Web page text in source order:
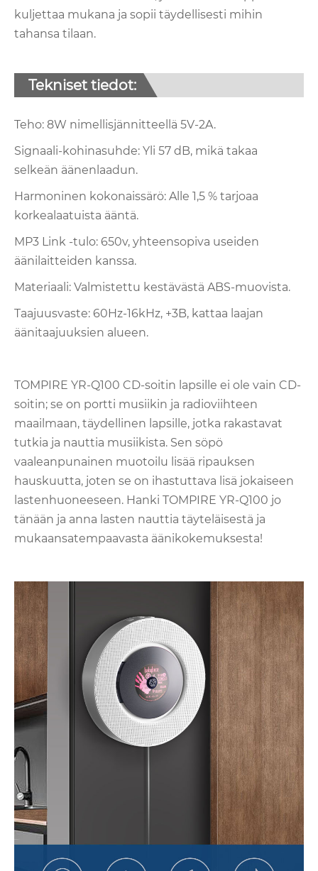
kuljettaa mukana ja sopii täydellisesti mihin
tahansa tilaan.
Tekniset tiedot:
Teho: 8W nimellisjännitteellä 5V-2A.
Signaali-kohinasuhde: Yli 57 dB, mikä takaa
selkeän äänenlaadun.
Harmoninen kokonaissärö: Alle 1,5 % tarjoaa
korkealaatuista ääntä.
MP3 Link -tulo: 650v, yhteensopiva useiden
äänilaitteiden kanssa.
Materiaali: Valmistettu kestävästä ABS-muovista.
Taajuusvaste: 60Hz-16kHz, +3B, kattaa laajan
äänitaajuuksien alueen.
TOMPIRE YR-Q100 CD-soitin lapsille ei ole vain CD-
soitin; se on portti musiikin ja radioviihteen
maailmaan, täydellinen lapsille, jotka rakastavat
tutkia ja nauttia musiikista. Sen söpö
vaaleanpunainen muotoilu lisää ripauksen
hauskuutta, joten se on ihastuttava lisä jokaiseen
lastenhuoneeseen. Hanki TOMPIRE YR-Q100 jo
tänään ja anna lasten nauttia täyteläisestä ja
mukaansatempaavasta äänikokemuksesta!